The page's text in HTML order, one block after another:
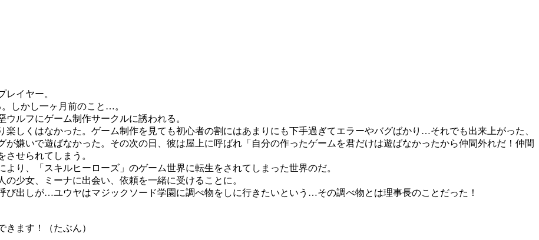
イヤー。
しかし一ヶ月前のこと…。
ルフにゲーム制作サークルに誘われる。
しくはなかった。ゲーム制作を見ても初心者の割にはあまりにも下手過ぎてエラーやバグばかり…それでも出来上がった、
嫌いで遊ばなかった。その次の日、彼は屋上に呼ばれ「自分の作ったゲームを君だけは遊ばなかったから仲間外れだ！仲間
せられてしまう。
り、「スキルヒーローズ」のゲーム世界に転生をされてしまった世界のだ。
少女、ミーナに出会い、依頼を一緒に受けることに。
び出しが…ユウヤはマジックソード学園に調べ物をしに行きたいという…その調べ物とは理事長のことだった！
ます！（たぶん）